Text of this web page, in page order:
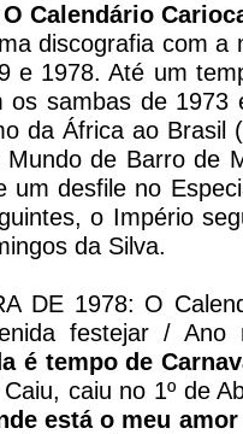
Calendário
discografia com
e 1978. Até um
sambas de
da África ao Brasil
Mundo de Barro de
desfile no
o Império
da Silva.
DE 1978: O
festejar /
é tempo de
caiu no 1º de
está o meu